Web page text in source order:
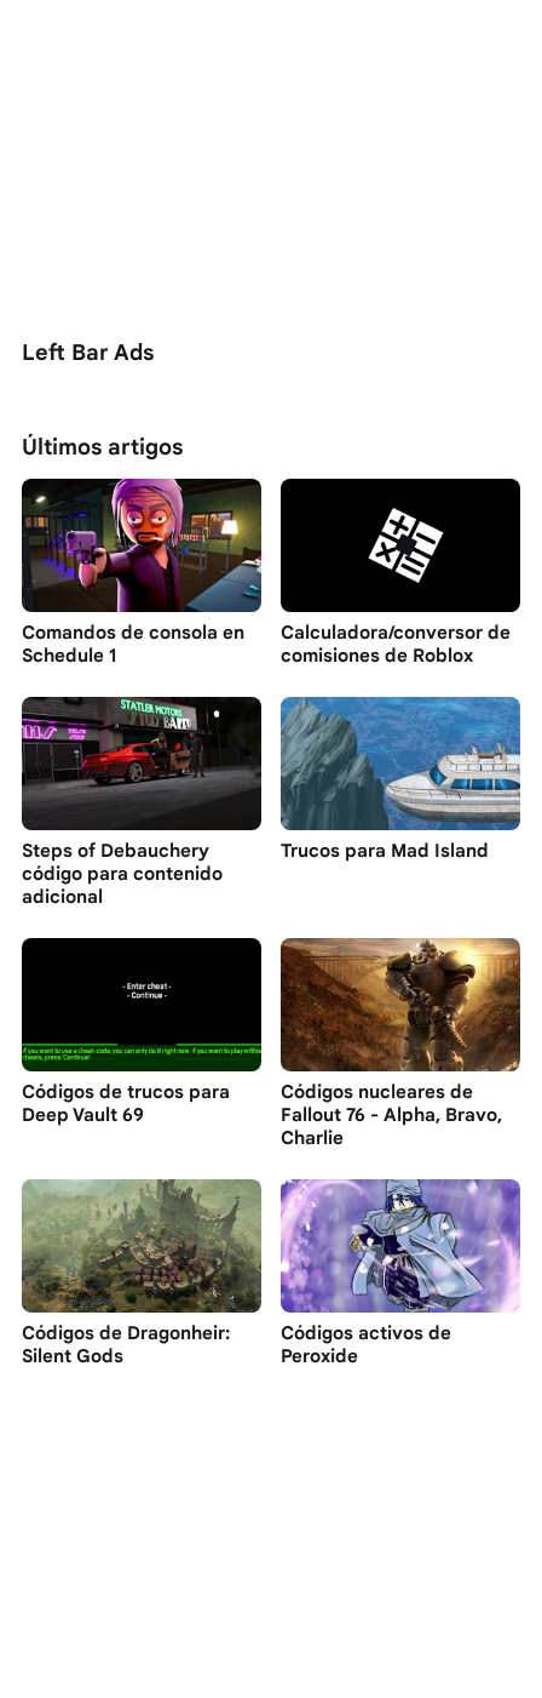
Left Bar Ads
Últimos artigos
Comandos de consola en
Schedule 1
Calculadora/conversor de
comisiones de Roblox
Steps of Debauchery
código para contenido
adicional
Trucos para Mad Island
Códigos de trucos para
Deep Vault 69
Códigos nucleares de
Fallout 76 - Alpha, Bravo,
Charlie
Códigos de Dragonheir:
Silent Gods
Códigos activos de
Peroxide